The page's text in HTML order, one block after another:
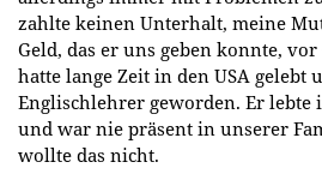
zahlte keinen Unterhalt, meine
Geld, das er uns geben konnte,
hatte lange Zeit in den USA gelebt
Englischlehrer geworden. Er lebte
und war nie präsent in unserer
wollte das nicht.